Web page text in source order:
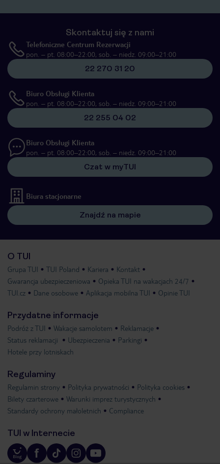
Skontaktuj się z nami
Telefoniczne Centrum Rezerwacji
pon. – pt. 08:00–22:00, sob. – niedz. 09:00–21:00
22 270 31 20
Biuro Obsługi Klienta
pon. – pt. 08:00–22:00, sob. – niedz. 09:00–21:00
22 255 04 02
Biuro Obsługi Klienta
pon. – pt. 08:00–22:00, sob. – niedz. 09:00–21:00
Czat w myTUI
Biura stacjonarne
Znajdź na mapie
O TUI
Grupa TUI TUI Poland Kariera
Kontakt
Gwarancja ubezpieczeniowa
Opieka TUI na wakacjach 24/7
TUI.cz
Dane osobowe Aplikacja mobilna TUI Opinie TUI
Przydatne informacje
Podróż z TUI Wakacje samolotem
Reklamacje
Status reklamacji
Ubezpieczenia
Parkingi
Hotele przy lotniskach
Regulaminy
Regulamin strony Polityka prywatności
Polityka cookies
Bilety czarterowe
Warunki imprez turystycznych
Standardy ochrony małoletnich
Compliance
TUI w Internecie